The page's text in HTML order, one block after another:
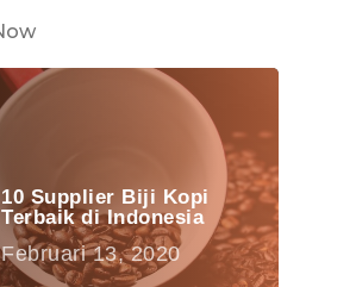
10 Supplier Biji Kopi
Terbaik di Indonesia
Februari 13, 2020